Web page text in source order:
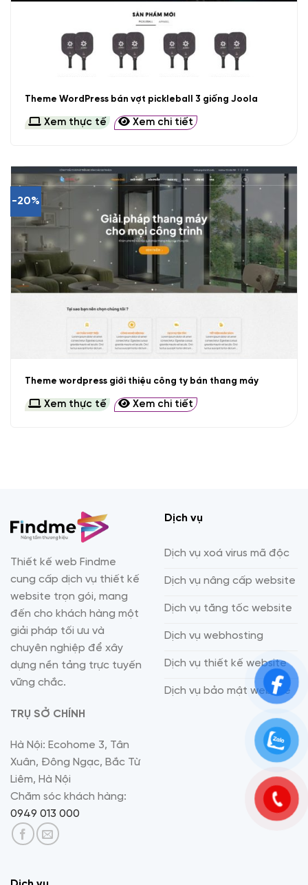
Theme WordPress bán vợt pickleball 3 giống Joola
Xem thực tế Xem chi tiết
-20%
Theme wordpress giới thiệu công ty bán thang máy
Xem thực tế Xem chi tiết
Thiết kế web Findme
cung cấp dịch vụ thiết kế
website trọn gói, mang
đến cho khách hàng một
giải pháp tối ưu và
chuyên nghiệp để xây
dựng nền tảng trực tuyến
vững chắc.
TRỤ SỞ CHÍNH
Hà Nội: Ecohome 3, Tân
Xuân, Đông Ngạc, Bắc Từ
Liêm, Hà Nội
Chăm sóc khách hàng:
0949 013 000
Dịch vụ
Dịch vụ xoá virus mã độc
Dịch vụ nâng cấp website
Dịch vụ tăng tốc website
Dịch vụ webhosting
Dịch vụ thiết kế website
Dịch vụ bảo mật website